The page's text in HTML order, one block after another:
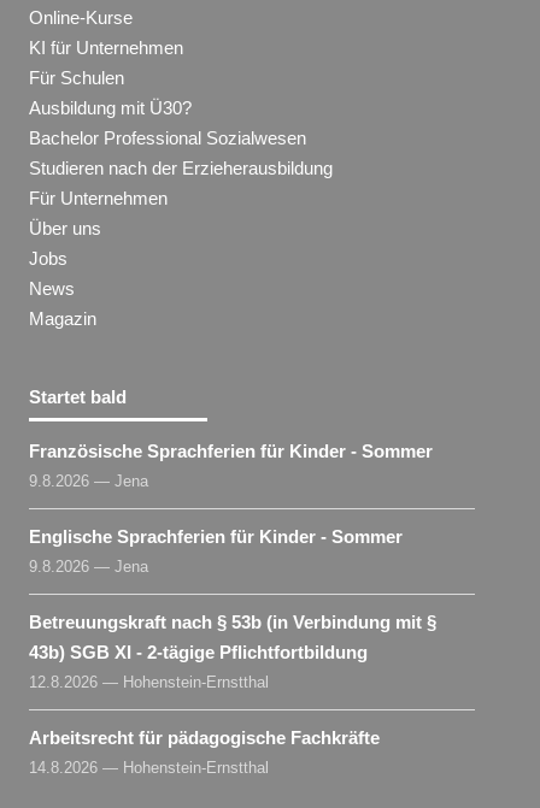
Online-Kurse
KI für Unternehmen
Für Schulen
Ausbildung mit Ü30?
Bachelor Professional Sozialwesen
Studieren nach der Erzieherausbildung
Für Unternehmen
Über uns
Jobs
News
Magazin
Startet bald
Französische Sprachferien für Kinder - Sommer
9.8.2026 — Jena
Englische Sprachferien für Kinder - Sommer
9.8.2026 — Jena
Betreuungskraft nach § 53b (in Verbindung mit §
43b) SGB XI - 2-tägige Pflichtfortbildung
12.8.2026 — Hohenstein-Ernstthal
Arbeitsrecht für pädagogische Fachkräfte
14.8.2026 — Hohenstein-Ernstthal